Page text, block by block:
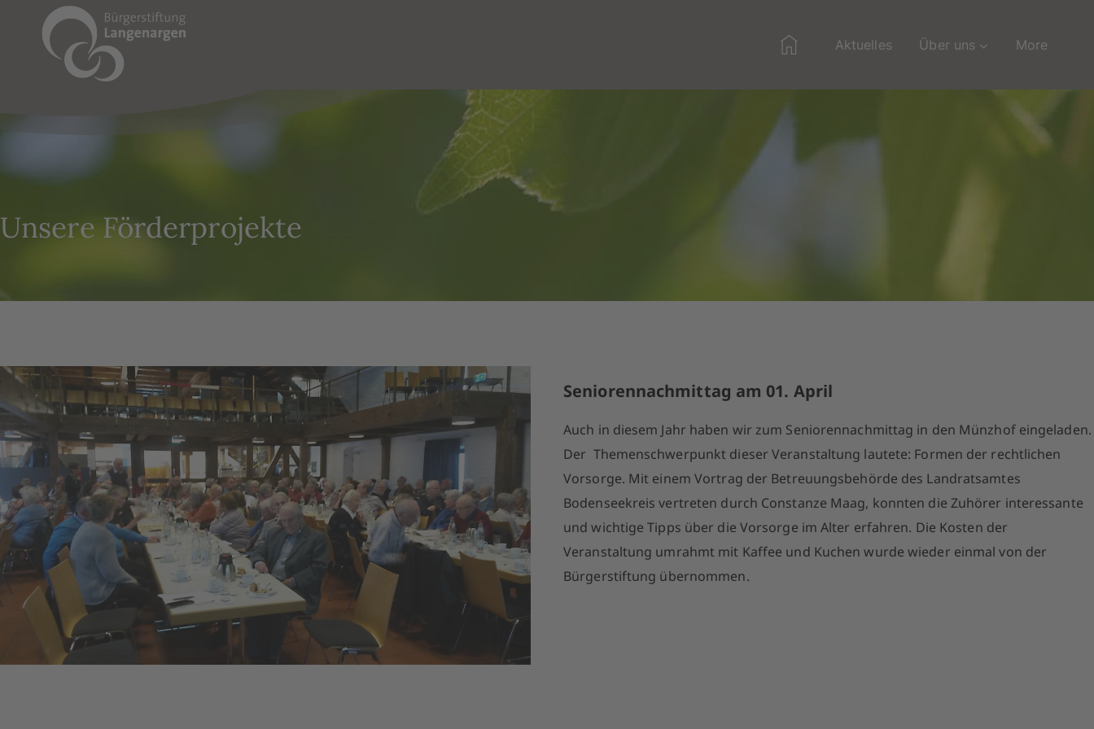
Home Aktuelles Über uns More
Unsere Förderprojekte
Seniorennachmittag am 01. April
Auch in diesem Jahr haben wir zum Seniorennachmittag in den Münzhof eingeladen.
Der Themenschwerpunkt dieser Veranstaltung lautete: Formen der rechtlichen
Vorsorge. Mit einem Vortrag der Betreuungsbehörde des Landratsamtes
Bodenseekreis vertreten durch Constanze Maag, konnten die Zuhörer interessante
und wichtige Tipps über die Vorsorge im Alter erfahren. Die Kosten der
Veranstaltung umrahmt mit Kaffee und Kuchen wurde wieder einmal von der
Bürgerstiftung übernommen.